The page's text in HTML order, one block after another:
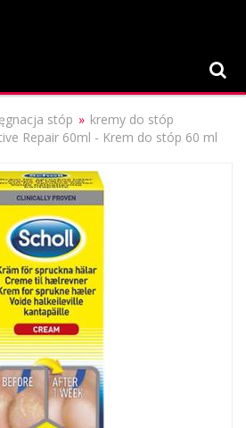
stóp
kremy do stóp
Repair 60ml - Krem do stóp 60 ml